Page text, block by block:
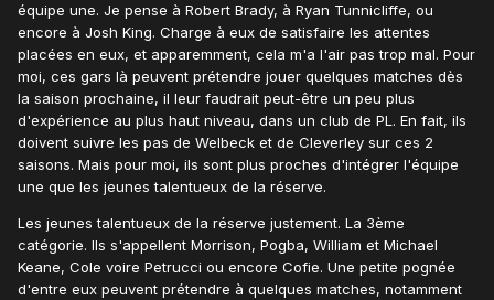
équipe une. Je pense à Robert Brady, à Ryan Tunnicliffe, ou
encore à Josh King. Charge à eux de satisfaire les attentes
placées en eux, et apparemment, cela m'a l'air pas trop mal. Pour
moi, ces gars là peuvent prétendre jouer quelques matches dès
la saison prochaine, il leur faudrait peut-être un peu plus
d'expérience au plus haut niveau, dans un club de PL. En fait, ils
doivent suivre les pas de Welbeck et de Cleverley sur ces 2
saisons. Mais pour moi, ils sont plus proches d'intégrer l'équipe
une que les jeunes talentueux de la réserve.
Les jeunes talentueux de la réserve justement. La 3ème
catégorie. Ils s'appellent Morrison, Pogba, William et Michael
Keane, Cole voire Petrucci ou encore Cofie. Une petite pognée
d'entre eux peuvent prétendre à quelques matches, notamment